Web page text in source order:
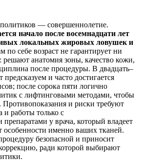
— совершеннолетие.
начало после восемнадцати лет
локальных жировых ловушек и
по себе возраст не гарантирует ни
решают анатомия зоны, качество кожи,
после процедуры. В двадцать–
предсказуем и часто достигается
после сорока пяти логично
с лифтинговыми методами, чтобы
Противопоказания и риски требуют
и работы только с
у врача, который владеет
особенности именно ваших тканей.
безопасной и приносит
ради которой выбирают